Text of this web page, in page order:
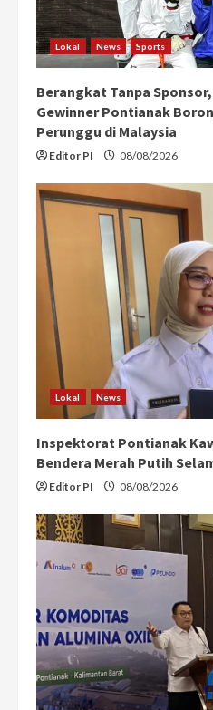
Lokal News Sports
Berangkat Tanpa
Gewinner Pontianak
Perunggu di Malaysia
Editor PI 08/08/2026
Lokal News
Inspektorat Pontianak
Bendera Merah Putih
Editor PI 08/08/2026